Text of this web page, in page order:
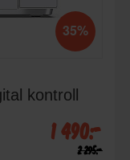
35%
kontroll
1 490:-
2 295:-